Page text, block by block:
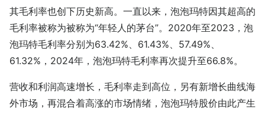
其毛利率也创下历史新高。一直以来，泡泡玛特因其超高的
毛利率被称为被称为“年轻人的茅台”。2020年至2023，泡
泡玛特毛利率分别为63.42%、61.43%、57.49%、
61.32%，2024年，泡泡玛特毛利率再次提升至66.8%。
营收和利润高速增长，毛利率走到高位，另有新增长曲线海
外市场，再混合着高涨的市场情绪，泡泡玛特股价由此产生